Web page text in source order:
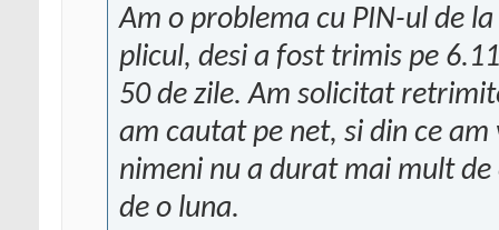
Am o problema cu PIN-ul de
plicul, desi a fost trimis pe
50 de zile. Am solicitat
am cautat pe net, si din ce
nimeni nu a durat mai mult
de o luna.